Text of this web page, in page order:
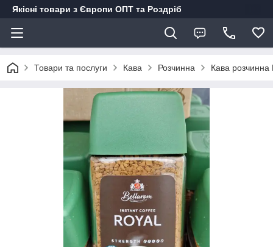
Якісні товари з Європи ОПТ та Роздріб
Товари та послуги Кава Розчинна Кава розчинна